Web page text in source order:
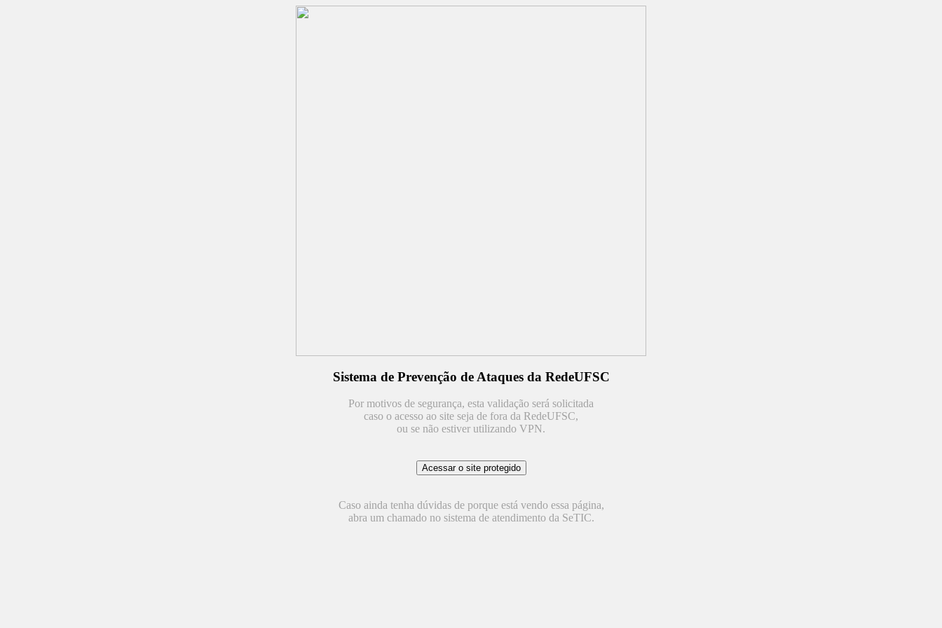
Sistema de Prevenção de Ataques da RedeUFSC
Por motivos de segurança, esta validação será solicitada
caso o acesso ao site seja de fora da RedeUFSC,
ou se não estiver utilizando VPN.
Caso ainda tenha dúvidas de porque está vendo essa página,
abra um chamado no sistema de atendimento da SeTIC.